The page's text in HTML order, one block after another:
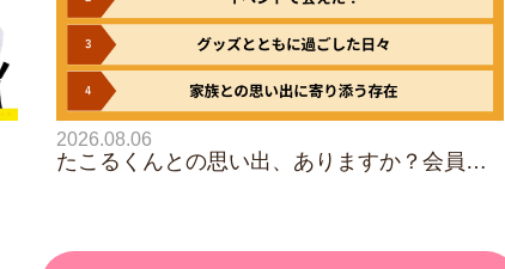
2026.08.06
たこるくんとの思い出、ありますか？会員の